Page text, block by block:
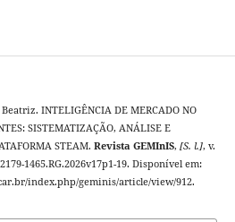
INTELIGÊNCIA DE MERCADO NO
SISTEMATIZAÇÃO, ANÁLISE E
STEAM. Revista GEMInIS, [S. l.], v.
1465.RG.2026v17p1-19. Disponível em:
index.php/geminis/article/view/912.